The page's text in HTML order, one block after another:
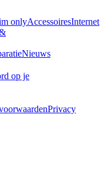
onlyAccessoiresInternet
Nieuws
op je
Privacy